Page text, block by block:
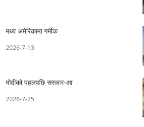
मध्य अमेरिकामा गर्मीक
2026-7-13
मोदीको पहलपछि सरकार-आ
2026-7-25